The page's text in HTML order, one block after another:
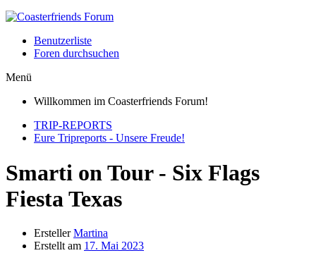
Benutzerliste
Foren durchsuchen
Menü
Willkommen im Coasterfriends Forum!
TRIP-REPORTS
Eure Tripreports - Unsere Freude!
Smarti on Tour - Six Flags
Fiesta Texas
Ersteller Martina
Erstellt am 17. Mai 2023